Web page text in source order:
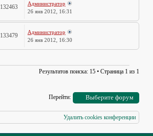
132463
Администратор
26 янв 2012, 16:31
133479
Администратор
26 янв 2012, 16:30
Результатов поиска: 15 • Страница 1 из 1
Перейти:
Выберите форум
Удалить cookies конференции